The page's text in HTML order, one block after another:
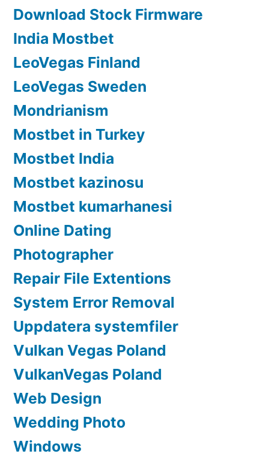
Download Stock Firmware
India Mostbet
LeoVegas Finland
LeoVegas Sweden
Mondrianism
Mostbet in Turkey
Mostbet India
Mostbet kazinosu
Mostbet kumarhanesi
Online Dating
Photographer
Repair File Extentions
System Error Removal
Uppdatera systemfiler
Vulkan Vegas Poland
VulkanVegas Poland
Web Design
Wedding Photo
Windows